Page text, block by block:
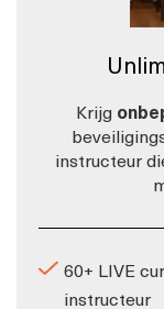
Krijg
instructeur
60+ LIVE
instructeur